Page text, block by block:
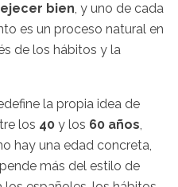
bien, y uno de cada
es un proceso natural en
de los hábitos y la
la propia idea de
los 40 y los 60 años,
hay una edad concreta,
más del estilo de